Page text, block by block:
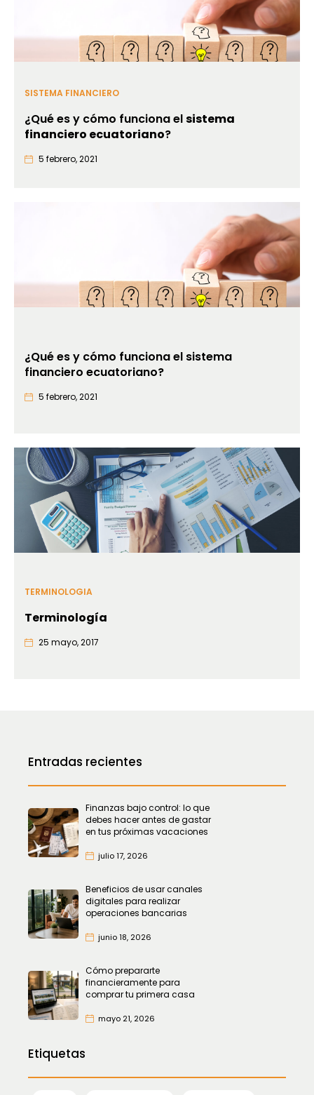
Entradas recientes
Finanzas bajo control: lo que
debes hacer antes de gastar
en tus próximas vacaciones
julio 17, 2026
Beneficios de usar canales
digitales para realizar
operaciones bancarias
junio 18, 2026
Cómo prepararte
financieramente para
comprar tu primera casa
mayo 21, 2026
Etiquetas
SISTEMA FINANCIERO
¿Qué es y cómo funciona elsistema
financiero ecuatoriano?
5 febrero, 2021
¿Qué es y cómo funciona el sistema
financiero ecuatoriano?
5 febrero, 2021
TERMINOLOGIA
Terminología
25 mayo, 2017